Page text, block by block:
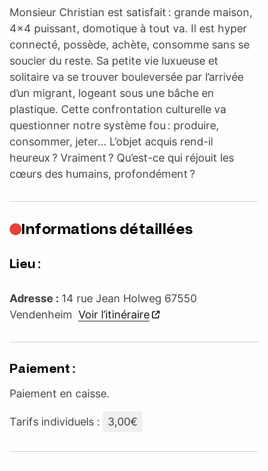
Monsieur Christian est satisfait : grande maison,
4×4 puissant, domotique à tout va. Il est hyper
connecté, possède, achète, consomme sans se
soucier du reste. Sa petite vie luxueuse et
solitaire va se trouver bouleversée par l’arrivée
d’un migrant, logeant sous une bâche en
plastique. Cette confrontation culturelle va
questionner notre système fou : produire,
consommer, jeter... L’objet acquis rend-il
heureux ? Vraiment ? Qu’est-ce qui réjouit les
cœurs des humains, profondément ?
Informations détaillées
Lieu :
Adresse : 14 rue Jean Holweg 67550
Vendenheim Voir l’itinéraire
Paiement :
Paiement en caisse.
Tarifs individuels : 3,00€